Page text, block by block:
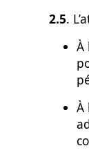
2.5.
À
À